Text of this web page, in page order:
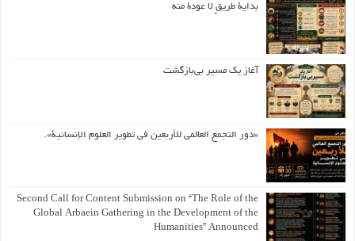
بداية طريقٍ لا عودة منه
آغاز یک مسیر بی‌بازگشت
«دور التجمع العالمي للأربعين في تطوير العلوم الإنسانية».
Second Call for Content Submission on “The Role of the
Global Arbaein Gathering in the Development of the
Humanities” Announced